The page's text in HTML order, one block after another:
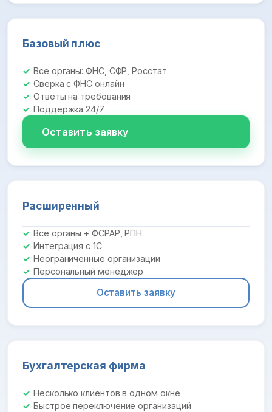
Базовый плюс
Все органы: ФНС, СФР, Росстат
Сверка с ФНС онлайн
Ответы на требования
Поддержка 24/7
Оставить заявку
Расширенный
Все органы + ФСРАР, РПН
Интеграция с 1С
Неограниченные организации
Персональный менеджер
Оставить заявку
Бухгалтерская фирма
Несколько клиентов в одном окне
Быстрое переключение организаций